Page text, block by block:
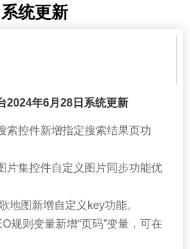
系统更新
2024年6月28日系统更新
索控件新增指定搜索结果页功
片集控件自定义图片同步功能优
地图新增自定义key功能。
规则变量新增“页码”变量，可在